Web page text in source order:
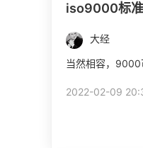
iso9000标
大经
当然相容，9000
2022-02-09